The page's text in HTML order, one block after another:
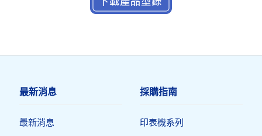
最新消息
最新消息
採購指南
印表機系列